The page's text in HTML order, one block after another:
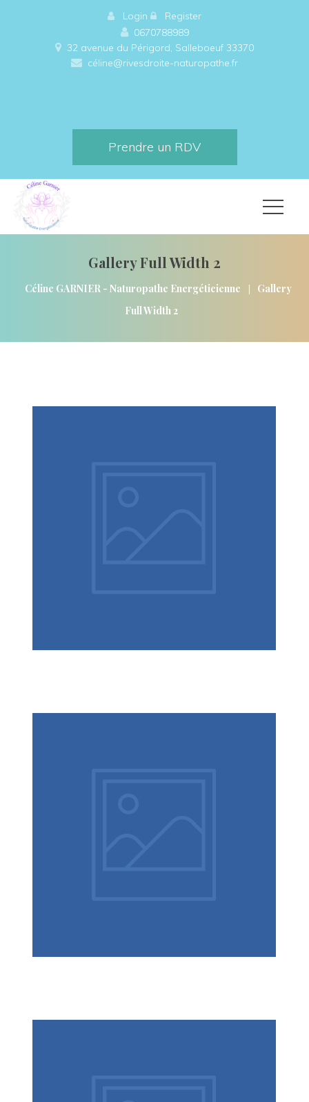
Login
Register
0670788989
32 avenue du Périgord, Salleboeuf 33370
céline@rivesdroite-naturopathe.fr
Prendre un RDV
Gallery Full Width 2
Céline GARNIER - Naturopathe Energéticienne |
Gallery
Full Width 2